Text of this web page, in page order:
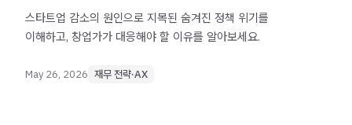
스타트업 감소의 원인으로 지목된 숨겨진 정책 위기를
이해하고, 창업가가 대응해야 할 이유를 알아보세요.
May 26, 2026 재무 전략·AX